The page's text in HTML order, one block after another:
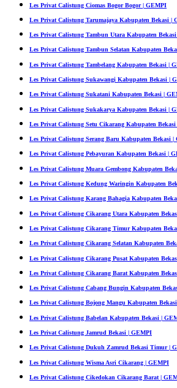
Les Privat Calistung Ciomas Bogor Bogor | GEMPI
Les Privat Calistung Tarumajaya Kabupaten Bekasi |
Les Privat Calistung Tambun Utara Kabupaten
Les Privat Calistung Tambun Selatan Kabupaten
Les Privat Calistung Tambelang Kabupaten Bekasi |
Les Privat Calistung Sukawangi Kabupaten Bekasi |
Les Privat Calistung Sukatani Kabupaten Bekasi |
Les Privat Calistung Sukakarya Kabupaten Bekasi |
Les Privat Calistung Setu Cikarang Kabupaten
Les Privat Calistung Serang Baru Kabupaten Bekasi |
Les Privat Calistung Pebayuran Kabupaten Bekasi |
Les Privat Calistung Muara Gembong Kabupaten
Les Privat Calistung Kedung Waringin Kabupaten
Les Privat Calistung Karang Bahagia Kabupaten
Les Privat Calistung Cikarang Utara Kabupaten
Les Privat Calistung Cikarang Timur Kabupaten
Les Privat Calistung Cikarang Selatan Kabupaten
Les Privat Calistung Cikarang Pusat Kabupaten
Les Privat Calistung Cikarang Barat Kabupaten
Les Privat Calistung Cabang Bungin Kabupaten
Les Privat Calistung Bojong Mangu Kabupaten
Les Privat Calistung Babelan Kabupaten Bekasi |
Les Privat Calistung Jamrud Bekasi | GEMPI
Les Privat Calistung Dukuh Zamrud Bekasi Timur |
Les Privat Calistung Wisma Asri Cikarang | GEMPI
Les Privat Calistung Cikedokan Cikarang Barat |